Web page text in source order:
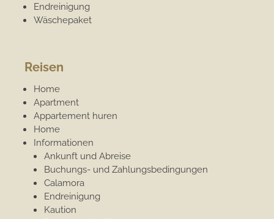
Endreinigung
Wäschepaket
Reisen
Home
Apartment
Appartement huren
Home
Informationen
Ankunft und Abreise
Buchungs- und Zahlungsbedingungen
Calamora
Endreinigung
Kaution